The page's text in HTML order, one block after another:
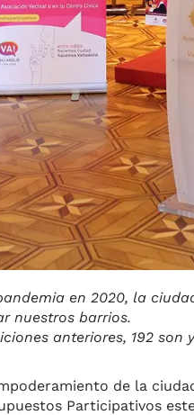
en 2020, la
nuestros barrios.
anteriores, 192
de la
Participativos